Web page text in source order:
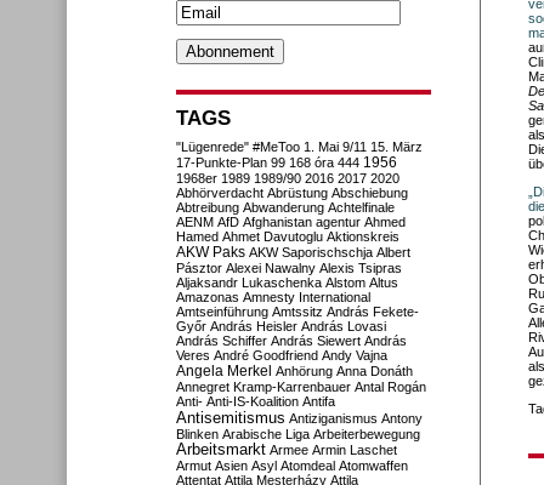
TAGS
"Lügenrede" #MeToo 1. Mai 9/11 15. März
17-Punkte-Plan 99 168 óra 444 1956
1968er 1989 1989/90 2016 2017 2020
Abhörverdacht Abrüstung Abschiebung
Abtreibung Abwanderung Achtelfinale
AENM AfD Afghanistan agentur Ahmed
Hamed Ahmet Davutoglu Aktionskreis
AKW Paks AKW Saporischschja Albert
Pásztor Alexei Nawalny Alexis Tsipras
Aljaksandr Lukaschenka Alstom Altus
Amazonas Amnesty International
Amtseinführung Amtssitz András Fekete-
Győr András Heisler András Lovasi
András Schiffer András Siewert András
Veres André Goodfriend Andy Vajna
Angela Merkel Anhörung Anna Donáth
Annegret Kramp-Karrenbauer Antal Rogán
Anti- Anti-IS-Koalition Antifa
Antisemitismus Antiziganismus Antony
Blinken Arabische Liga Arbeiterbewegung
Arbeitsmarkt Armee Armin Laschet
Armut Asien Asyl Atomdeal Atomwaffen
Attentat Attila Mesterházy Attila